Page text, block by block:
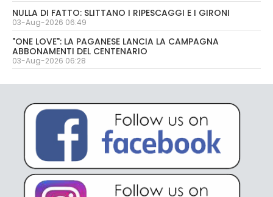
NULLA DI FATTO: SLITTANO I RIPESCAGGI E I GIRONI
03-Aug-2026 06:49
"ONE LOVE": LA PAGANESE LANCIA LA CAMPAGNA
ABBONAMENTI DEL CENTENARIO
03-Aug-2026 06:28